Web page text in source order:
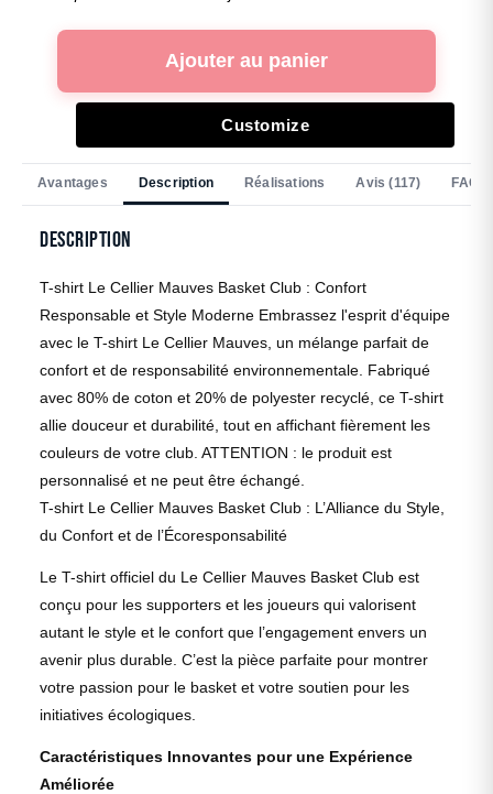
Ajouter au panier
Customize
Avantages Description Réalisations Avis (117) FAQ
Description
T-shirt Le Cellier Mauves Basket Club : Confort
Responsable et Style Moderne Embrassez l'esprit d'équipe
avec le T-shirt Le Cellier Mauves, un mélange parfait de
confort et de responsabilité environnementale. Fabriqué
avec 80% de coton et 20% de polyester recyclé, ce T-shirt
allie douceur et durabilité, tout en affichant fièrement les
couleurs de votre club. ATTENTION : le produit est
personnalisé et ne peut être échangé.
T-shirt Le Cellier Mauves Basket Club : L’Alliance du Style,
du Confort et de l’Écoresponsabilité
Le T-shirt officiel du Le Cellier Mauves Basket Club est
conçu pour les supporters et les joueurs qui valorisent
autant le style et le confort que l’engagement envers un
avenir plus durable. C’est la pièce parfaite pour montrer
votre passion pour le basket et votre soutien pour les
initiatives écologiques.
Caractéristiques Innovantes pour une Expérience
Améliorée